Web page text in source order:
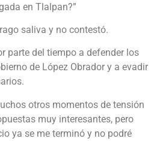
en Tlalpan?”
saliva y no contestó.
parte del tiempo a defender los
de López Obrador y a evadir
otros momentos de tensión
muy interesantes, pero
ya se me terminó y no podré